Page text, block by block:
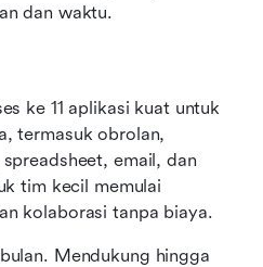
dan waktu.
ke 11 aplikasi kuat untuk
termasuk obrolan,
email, dan
tim kecil memulai
kolaborasi tanpa biaya.
Mendukung hingga